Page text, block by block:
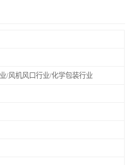
/风机风口行业/化学包装行业